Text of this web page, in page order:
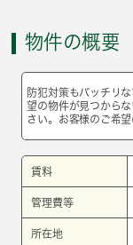
物件の概要
防犯対策もバッチリ
望の物件が見つから
さい。お客様のご希
賃料
管理費等
所在地